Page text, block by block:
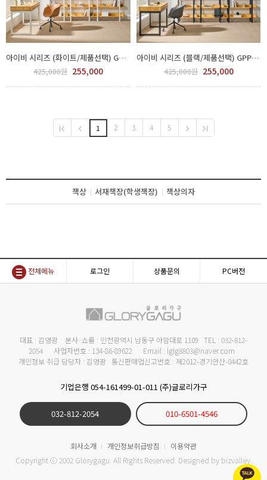
아이비 시리즈 (화이트/제품선택) GPP 450-18-1
425,000원 255,000
아이비 시리즈 (블랙/제품선택) GPP 450-19-1
425,000원 255,000
1 2 3 4 5
책상 서재책장(학생책장) 책상의자
전체메뉴 로그인 상품문의 PC버전
대표 : 김영광 본사·쇼룸 : 인천광역시 남동구 아암대로 1109 TEL : 032-812-
2054 사업자번호 : 134-86-89622 Email : lglg8803@naver.com
개인정보 취급 담당자 : 김영광 통신판매업신고번호 : 제2012-경기안산-0442호
기업은행 054-161499-01-011 (주)글로리가구
032-812-2054 010-6501-4546
회사소개 개인정보취급방침
이용약관
Copyright ⓒ 2002 Glorygagu. All Rights Reserved. Designed by bizvalley.